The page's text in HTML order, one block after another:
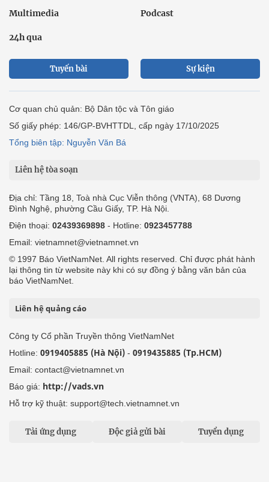
Multimedia Podcast
24h qua
Tuyến bài Sự kiện
Cơ quan chủ quản: Bộ Dân tộc và Tôn giáo
Số giấy phép: 146/GP-BVHTTDL, cấp ngày 17/10/2025
Tổng biên tập: Nguyễn Văn Bá
Liên hệ tòa soạn
Địa chỉ: Tầng 18, Toà nhà Cục Viễn thông (VNTA), 68 Dương
Đình Nghệ, phường Cầu Giấy, TP. Hà Nội.
Điện thoại: 02439369898 - Hotline: 0923457788
Email: vietnamnet@vietnamnet.vn
© 1997 Báo VietNamNet. All rights reserved. Chỉ được phát hành
lại thông tin từ website này khi có sự đồng ý bằng văn bản của
báo VietNamNet.
Liên hệ quảng cáo
Công ty Cổ phần Truyền thông VietNamNet
Hotline: 0919405885 (Hà Nội) - 0919435885 (Tp.HCM)
Email: contact@vietnamnet.vn
Báo giá: http://vads.vn
Hỗ trợ kỹ thuật: support@tech.vietnamnet.vn
Tải ứng dụng Độc giả gửi bài Tuyển dụng